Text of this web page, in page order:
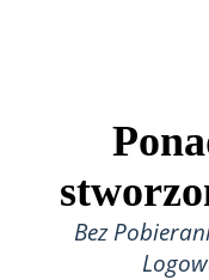
Bez